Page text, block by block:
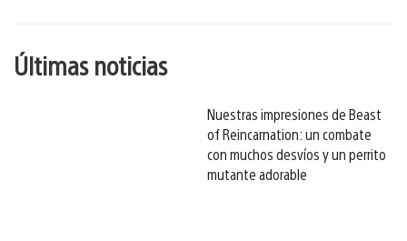
Últimas noticias
Nuestras impresiones de Beast
of Reincarnation: un combate
con muchos desvíos y un perrito
mutante adorable